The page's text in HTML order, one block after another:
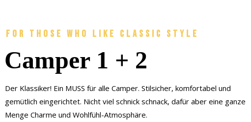
For those who like classic style
Camper 1 + 2
Der Klassiker! Ein MUSS für alle Camper. Stilsicher, komfortabel und
gemütlich eingerichtet. Nicht viel schnick schnack, dafür aber eine ganze
Menge Charme und Wohlfühl-Atmosphäre.